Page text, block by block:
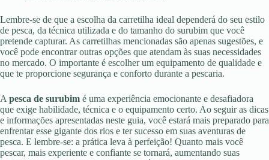
Lembre-se de que a escolha da carretilha ideal dependerá do seu estilo
de pesca, da técnica utilizada e do tamanho do surubim que você
pretende capturar. As carretilhas mencionadas são apenas sugestões, e
você pode encontrar outras opções que atendam às suas necessidades
no mercado. O importante é escolher um equipamento de qualidade e
que te proporcione segurança e conforto durante a pescaria.
A pesca de surubim é uma experiência emocionante e desafiadora
que exige habilidade, técnica e o equipamento certo. Ao seguir as dicas
e informações apresentadas neste guia, você estará mais preparado para
enfrentar esse gigante dos rios e ter sucesso em suas aventuras de
pesca. E lembre-se: a prática leva à perfeição! Quanto mais você
pescar, mais experiente e confiante se tornará, aumentando suas